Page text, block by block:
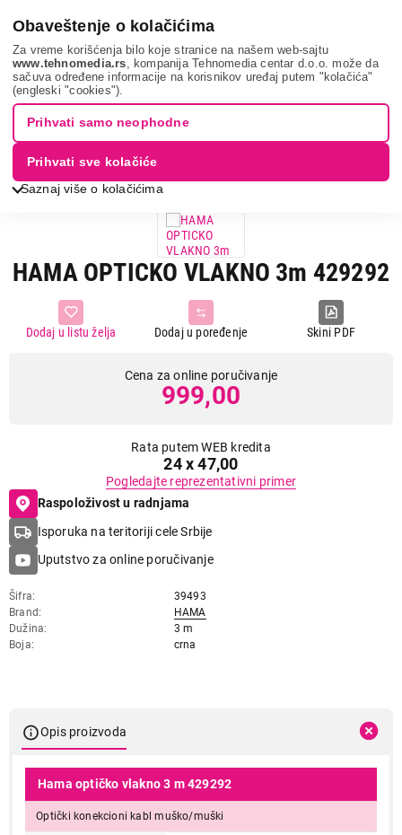
Obaveštenje o kolačićima
Za vreme korišćenja bilo koje stranice na našem web-sajtu
www.tehnomedia.rs , kompanija Tehnomedia centar d.o.o. može da
sačuva određene informacije na korisnikov uređaj putem "kolačića"
(engleski "cookies").
Saznaj više o kolačićima
Prihvati samo neophodne
Prihvati sve kolačiće
It & gaming Kablovi i adapteri Audio kablovi
Hama opticko
vl...
HAMA OPTICKO VLAKNO 3m 429292
Skini PDF
Dodaj u poređenje
Dodaj u listu želja
Cena za online poručivanje
999,00
Rata putem WEB kredita
24 x 47,00
Pogledajte reprezentativni primer
Raspoloživost u radnjama
Isporuka na teritoriji cele Srbije
Uputstvo za online poručivanje
Šifra
39493
Brand
HAMA
Dužina
3 m
Boja
crna
Opis proizvoda
Hama optičko vlakno 3 m 429292
Optički konekcioni kabl muško/muški